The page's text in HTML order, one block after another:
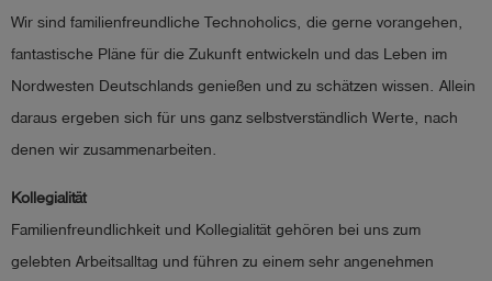
Karriere
Deutsch
account_circle Anmelden
Wir sind familienfreundliche Technoholics, die gerne vorangehen,
fantastische Pläne für die Zukunft entwickeln und das Leben im
Nordwesten Deutschlands genießen und zu schätzen wissen. Allein
daraus ergeben sich für uns ganz selbstverständlich Werte, nach
denen wir zusammenarbeiten.
Kollegialität
Familienfreundlichkeit und Kollegialität gehören bei uns zum
gelebten Arbeitsalltag und führen zu einem sehr angenehmen